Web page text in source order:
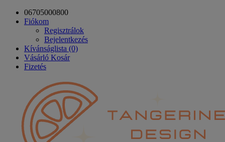
06705000800
Fiókom
Regisztrálok
Bejelentkezés
Kívánságlista (0)
Vásárló Kosár
Fizetés